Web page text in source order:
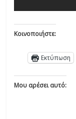
Κοινοποιήστε:
Εκτύπωση
Μου αρέσει αυτό: